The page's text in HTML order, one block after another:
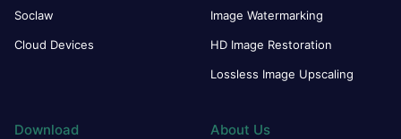
Soclaw
Cloud Devices
Image Watermarking
HD Image Restoration
Lossless Image Upscaling
Download About Us